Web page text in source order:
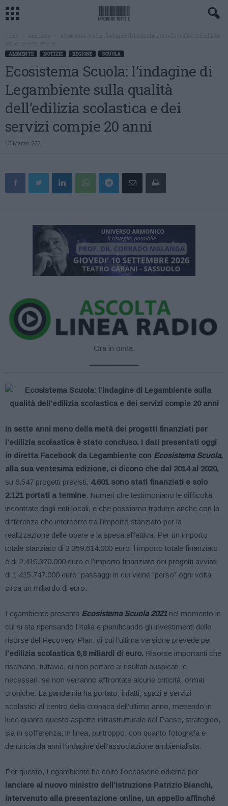
AMBIENTE NOTIZIE REGIONE SCUOLA
Ecosistema Scuola: l’indagine di
Legambiente sulla qualità
dell’edilizia scolastica e dei
servizi compie 20 anni
10 Marzo 2021
Ora in onda:
In sette anni meno della metà dei progetti finanziati per
l’edilizia scolastica è stato concluso. I dati presentati oggi
in diretta Facebook da Legambiente con Ecosistema Scuola,
alla sua ventesima edizione, ci dicono che dal 2014 al 2020,
su 6.547 progetti previsti, 4.601 sono stati finanziati e solo
2.121 portati a termine. Numeri che testimoniano le difficoltà
incontrate dagli enti locali, e che possiamo tradurre anche con la
differenza che intercorre tra l’importo stanziato per la
realizzazione delle opere e la spesa effettiva. Per un importo
totale stanziato di 3.359.614.000 euro, l’importo totale finanziato
è di 2.416.370.000 euro e l’importo finanziato dei progetti avviati
di 1.415.747.000 euro: passaggi in cui viene “perso” ogni volta
circa un miliardo di euro.
Legambiente presenta Ecosistema Scuola 2021nel momento in
cui si sta ripensando l’Italia e pianificando gli investimenti delle
risorse del Recovery Plan, di cui l’ultima versione prevede per
l’edilizia scolastica 6,8 miliardi di euro. Risorse importanti che
rischiano, tuttavia, di non portare ai risultati auspicati, e
necessari, se non verranno affrontate alcune criticità, ormai
croniche. La pandemia ha portato, infatti, spazi e servizi
scolastici al centro della cronaca dell’ultimo anno, mettendo in
luce quanto questo aspetto infrastrutturale del Paese, strategico,
sia in sofferenza; in linea, purtroppo, con quanto fotografa e
denuncia da anni l’indagine dell’associazione ambientalista.
Per questo, Legambiente ha colto l’occasione odierna per
lanciare al nuovo ministro dell’istruzione Patrizio Bianchi,
intervenuto alla presentazione online, un appello affinché